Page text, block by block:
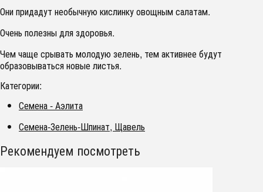
Они придадут необычную кислинку овощным салатам.
Очень полезны для здоровья.
Чем чаще срывать молодую зелень, тем активнее будут
образовываться новые листья.
Категории:
Семена - Аэлита
Семена-Зелень-Шпинат, Щавель
Рекомендуем посмотреть